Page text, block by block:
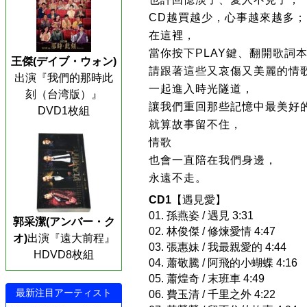
王傑(デイブ・ウォン)
出演『我們的那時此
刻（台湾版）』
DVD1枚組
郭采潔(アンバー・ク
オ)出演『遠大前程』
HDVD8枚組
最新注目アーティスト
CD越買越少，心事越來越多；
在這裡，
當你按下PLAY鍵、翻開歌詞
請跟著這些又哀傷又美麗的情
一起進入時光隧道，
讓我們重回那些記憶中最美好
就算故事留不住，
情歌
也會一直陪在我們身邊，
永遠不走。
CD1 【遇見愛】
01. 孫燕姿 / 遇見 3:31
02. 林俊傑 / 修煉愛情 4:47
03. 張惠妹 / 我最親愛的 4:44
04. 蕭敬騰 / 阿飛的小蝴蝶 4:16
05. 蕭煌奇 / 末班車 4:49
06. 費玉清 / 千里之外 4:22